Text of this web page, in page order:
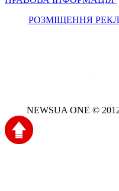
РОЗМІЩЕННЯ
NEWSUA ONE ©